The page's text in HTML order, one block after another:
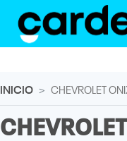
INICIO CHEVROLET